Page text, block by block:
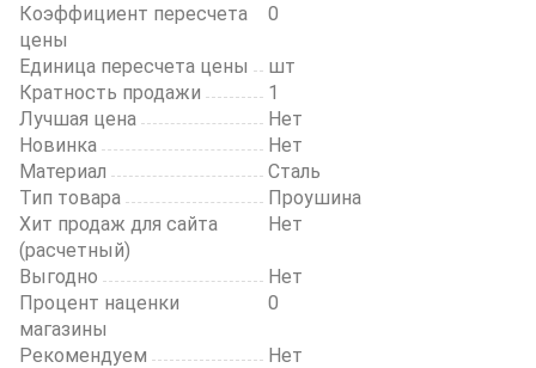
Коэффициент пересчета
цены
0
Единица пересчета цены
шт
Кратность продажи
1
Лучшая цена
Нет
Новинка
Нет
Материал
Сталь
Тип товара
Проушина
Хит продаж для сайта
(расчетный)
Нет
Выгодно
Нет
Процент наценки
магазины
0
Рекомендуем
Нет